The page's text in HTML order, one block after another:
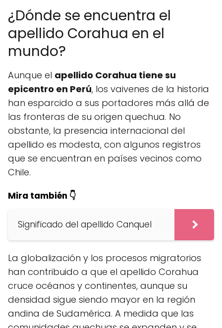
¿Dónde se encuentra el
apellido Corahua en el
mundo?
Aunque el apellido Corahua tiene su
epicentro en Perú, los vaivenes de la historia
han esparcido a sus portadores más allá de
las fronteras de su origen quechua. No
obstante, la presencia internacional del
apellido es modesta, con algunos registros
que se encuentran en países vecinos como
Chile.
Mira también 👇
Significado del apellido Canquel
La globalización y los procesos migratorios
han contribuido a que el apellido Corahua
cruce océanos y continentes, aunque su
densidad sigue siendo mayor en la región
andina de Sudamérica. A medida que las